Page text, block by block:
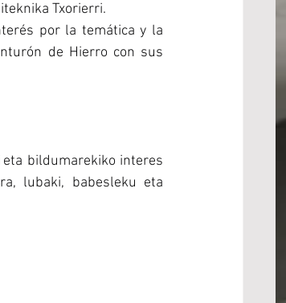
Txorierri.
por la temática y la
de Hierro con sus
bildumarekiko interes
lubaki, babesleku eta